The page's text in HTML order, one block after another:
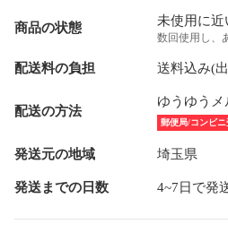
商品の状態 未使用に近
数回使用し、
配送料の負担 送料込み(
配送の方法
ゆうゆうメ
郵便局/コンビニ
発送元の地域 埼玉県
発送までの日数 4~7日で発